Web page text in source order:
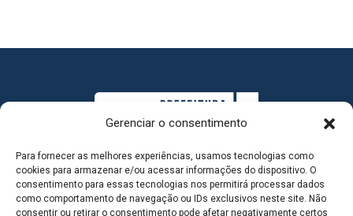
Gerenciar o consentimento
Para fornecer as melhores experiências, usamos tecnologias como
cookies para armazenar e/ou acessar informações do dispositivo. O
consentimento para essas tecnologias nos permitirá processar dados
como comportamento de navegação ou IDs exclusivos neste site. Não
consentir ou retirar o consentimento pode afetar negativamente certos